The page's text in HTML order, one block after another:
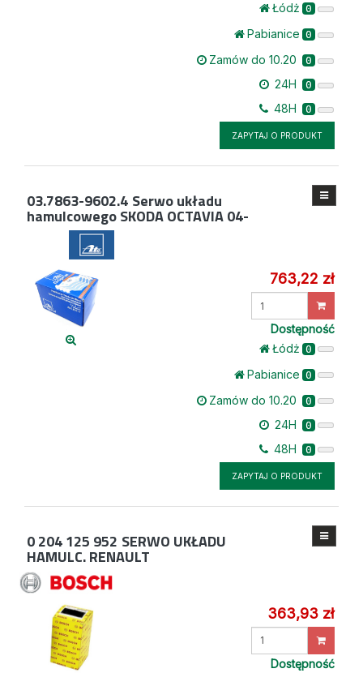
Łódż 0
Pabianice 0
Zamów do 10.20 0
24H 0
48H 0
ZAPYTAJ O PRODUKT
03.7863-9602.4 Serwo układu
hamulcowego SKODA OCTAVIA 04-
763,22 zł
Wprowadź
ilość
Dostępność
Łódż 0
Pabianice 0
Zamów do 10.20 0
24H 0
48H 0
ZAPYTAJ O PRODUKT
0 204 125 952 SERWO UKŁADU
HAMULC. RENAULT
363,93 zł
Wprowadź
Dostępność